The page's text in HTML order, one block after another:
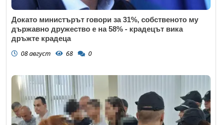
Докато министърът говори за 31%, собственото му
държавно дружество е на 58% - крадецът вика
дръжте крадеца
08 август 68 0